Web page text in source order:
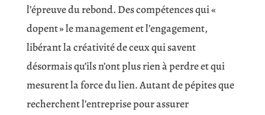
l’épreuve du rebond. Des compétences qui «
dopent » le management et l’engagement,
libérant la créativité de ceux qui savent
désormais qu’ils n’ont plus rien à perdre et qui
mesurent la force du lien. Autant de pépites que
recherchent l’entreprise pour assurer